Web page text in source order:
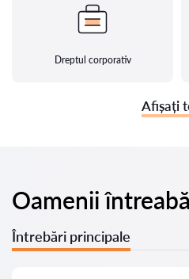
Dreptul corporativ
Afișați
Oamenii
Întrebări principale